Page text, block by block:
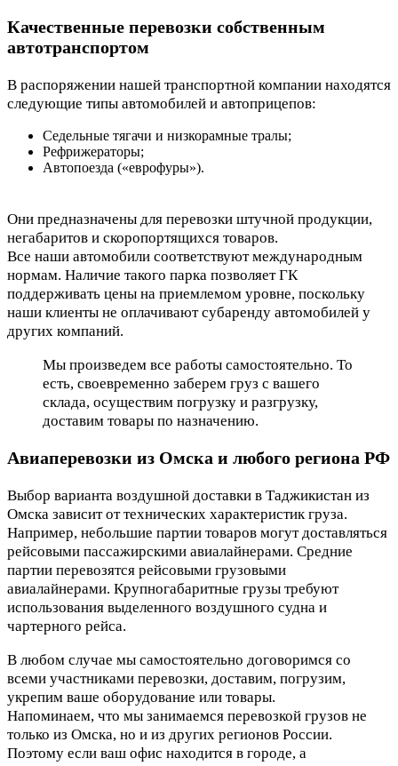
Качественные перевозки собственным
автотранспортом
В распоряжении нашей транспортной компании находятся
следующие типы автомобилей и автоприцепов:
Седельные тягачи и низкорамные тралы;
Рефрижераторы;
Автопоезда («еврофуры»).
Они предназначены для перевозки штучной продукции,
негабаритов и скоропортящихся товаров.
Все наши автомобили соответствуют международным
нормам. Наличие такого парка позволяет ГК
поддерживать цены на приемлемом уровне, поскольку
наши клиенты не оплачивают субаренду автомобилей у
других компаний.
Мы произведем все работы самостоятельно. То
есть, своевременно заберем груз с вашего
склада, осуществим погрузку и разгрузку,
доставим товары по назначению.
Авиаперевозки из Омска и любого региона РФ
Выбор варианта воздушной доставки в Таджикистан из
Омска зависит от технических характеристик груза.
Например, небольшие партии товаров могут доставляться
рейсовыми пассажирскими авиалайнерами. Средние
партии перевозятся рейсовыми грузовыми
авиалайнерами. Крупногабаритные грузы требуют
использования выделенного воздушного судна и
чартерного рейса.
В любом случае мы самостоятельно договоримся со
всеми участниками перевозки, доставим, погрузим,
укрепим ваше оборудование или товары.
Напоминаем, что мы занимаемся перевозкой грузов не
только из Омска, но и из других регионов России.
Поэтому если ваш офис находится в городе, а